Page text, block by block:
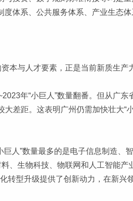
体系、公共服务体系、产业生态
本与人才要素，正是当前新质生产
年“小巨人”数量翻番。但从广
差距。这表明广州仍需加快壮大“
人”数量最多的是电子信息制造、
、生物科技、物联网和人工智能
转型升级提供了创新动力，在新兴